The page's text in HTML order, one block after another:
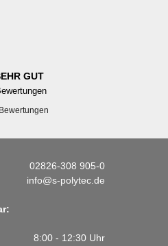
GUT
02826-308 905-0
info@s-polytec.de
8:00 - 12:30 Uhr